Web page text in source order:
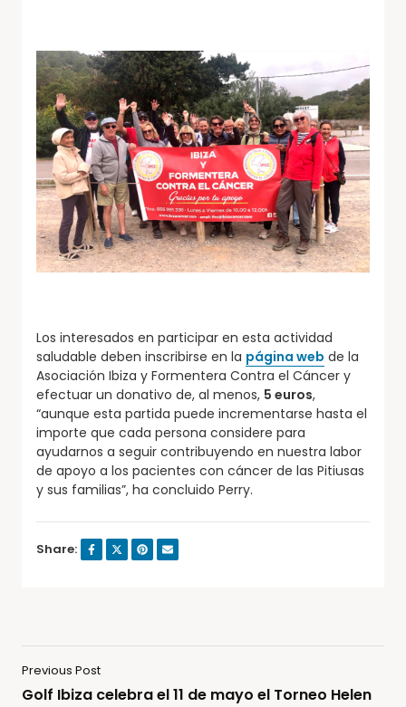
Los interesados en participar en esta actividad
saludable deben inscribirse en la página web de la
Asociación Ibiza y Formentera Contra el Cáncer y
efectuar un donativo de, al menos, 5 euros,
“aunque esta partida puede incrementarse hasta el
importe que cada persona considere para
ayudarnos a seguir contribuyendo en nuestra labor
de apoyo a los pacientes con cáncer de las Pitiusas
y sus familias”, ha concluido Perry.
Share:
Previous Post
Golf Ibiza celebra el 11 de mayo el Torneo Helen